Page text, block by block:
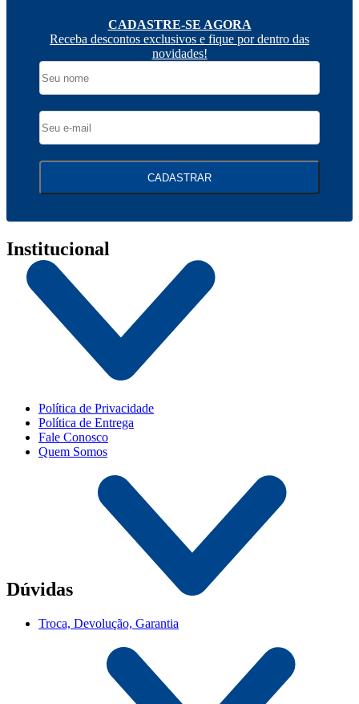
CADASTRE-SE AGORA
Receba descontos exclusivos e fique por dentro das
novidades!
CADASTRAR
Institucional
Política de Privacidade
Política de Entrega
Fale Conosco
Quem Somos
Dúvidas
Troca, Devolução, Garantia